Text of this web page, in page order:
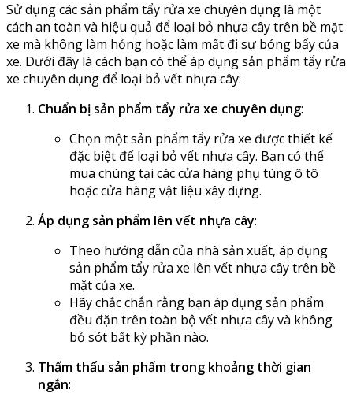
Sử dụng các sản phẩm tẩy rửa xe chuyên dụng là một
cách an toàn và hiệu quả để loại bỏ nhựa cây trên bề mặt
xe mà không làm hỏng hoặc làm mất đi sự bóng bẩy của
xe. Dưới đây là cách bạn có thể áp dụng sản phẩm tẩy rửa
xe chuyên dụng để loại bỏ vết nhựa cây:
Chuẩn bị sản phẩm tẩy rửa xe chuyên dụng:
Chọn một sản phẩm tẩy rửa xe được thiết kế
đặc biệt để loại bỏ vết nhựa cây. Bạn có thể
mua chúng tại các cửa hàng phụ tùng ô tô
hoặc cửa hàng vật liệu xây dựng.
Áp dụng sản phẩm lên vết nhựa cây:
Theo hướng dẫn của nhà sản xuất, áp dụng
sản phẩm tẩy rửa xe lên vết nhựa cây trên bề
mặt của xe.
Hãy chắc chắn rằng bạn áp dụng sản phẩm
đều đặn trên toàn bộ vết nhựa cây và không
bỏ sót bất kỳ phần nào.
Thẩm thấu sản phẩm trong khoảng thời gian
ngắn: